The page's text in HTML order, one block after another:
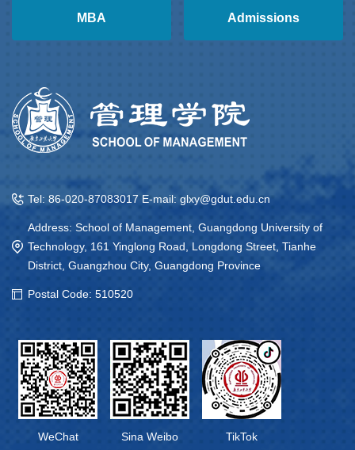
MBA Admissions
Tel: 86-020-87083017 E-mail: glxy@gdut.edu.cn
Address: School of Management, Guangdong University of
Technology, 161 Yinglong Road, Longdong Street, Tianhe
District, Guangzhou City, Guangdong Province
Postal Code: 510520
WeChat Sina Weibo TikTok